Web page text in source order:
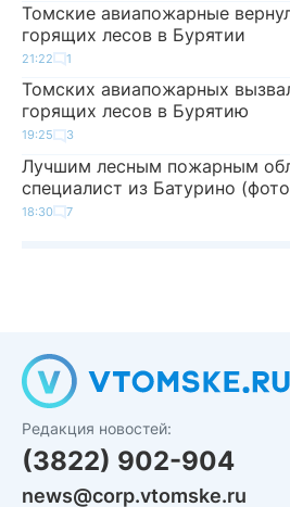
Томские авиапожарные
горящих лесов в Бурятии
21:22 1
Томских авиапожарных
горящих лесов в Бурятию
19:25 3
Лучшим лесным пожарным
специалист из Батурино
18:30 7
Редакция новостей:
(3822) 902-904
news@corp.vtomske.ru